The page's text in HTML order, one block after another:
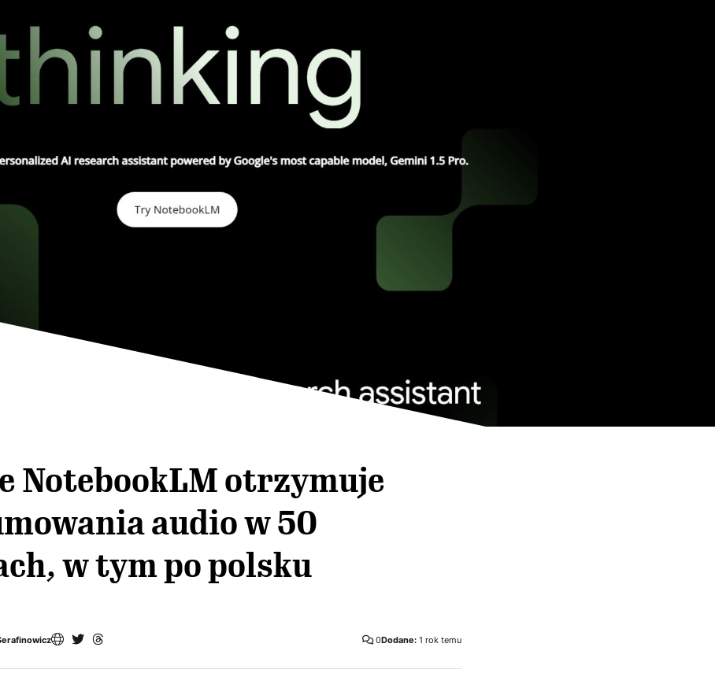
NotebookLM otrzymuje
audio w 50
w tym po polsku
0Dodane: 1 rok temu